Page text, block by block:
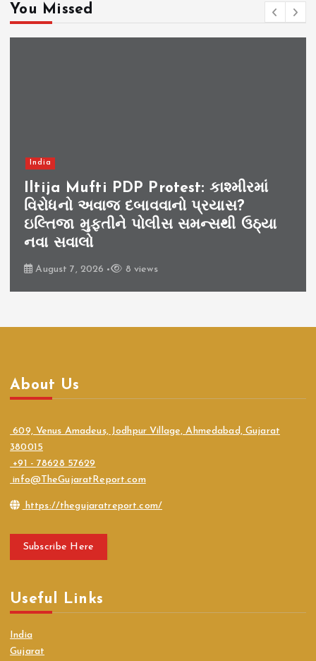
You Missed
India
Iltija Mufti PDP Protest: કાશ્મીરમાં
વિરોધનો અવાજ દબાવવાનો પ્રયાસ?
ઇલ્તિજા મુફ્તીને પોલીસ સમન્સથી ઉઠ્યા
નવા સવાલો
August 7, 2026 8 views
About Us
609, Venus Amadeus, Jodhpur Village, Ahmedabad, Gujarat
380015
+91 - 78628 57629
info@TheGujaratReport.com
https://thegujaratreport.com/
Subscribe Here
Useful Links
India
Gujarat